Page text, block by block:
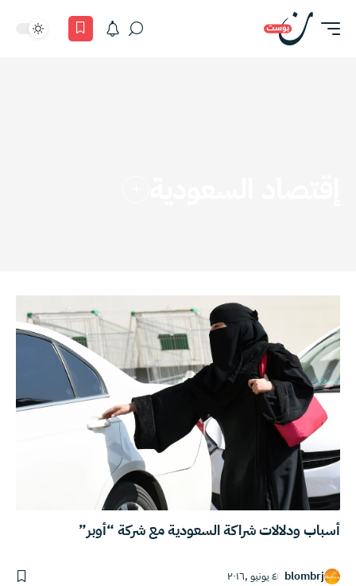
أسباب ودلالات شراكة السعودية مع شركة “أوبر”
blombrj ٤ يونيو ,٢٠١٦